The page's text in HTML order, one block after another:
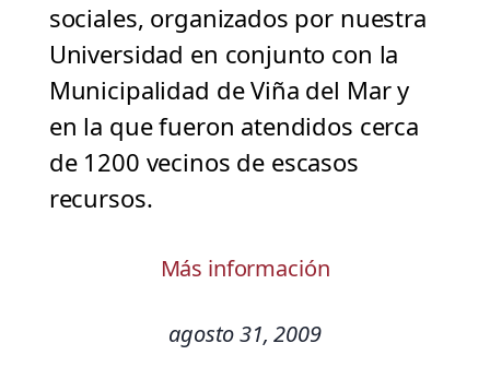
sociales, organizados por nuestra
Universidad en conjunto con la
Municipalidad de Viña del Mar y
en la que fueron atendidos cerca
de 1200 vecinos de escasos
recursos.
Más información
agosto 31, 2009